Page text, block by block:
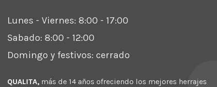
Lunes - Viernes: 8:00 - 17:00
Sabado: 8:00 - 12:00
Domingo y festivos: cerrado
QUALITA, más de 14 años ofreciendo los mejores herrajes